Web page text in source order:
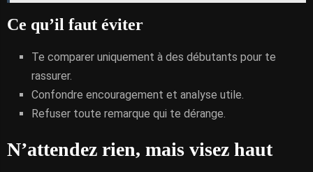
Ce qu’il faut éviter
Te comparer uniquement à des débutants pour te
rassurer.
Confondre encouragement et analyse utile.
Refuser toute remarque qui te dérange.
N’attendez rien, mais visez haut